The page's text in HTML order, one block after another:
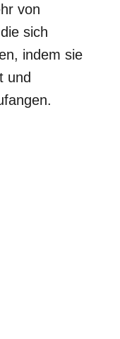
von
sich
indem sie
und